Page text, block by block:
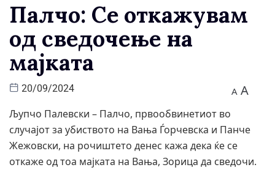
Палчо: Се откажувам
од сведочење на
мајката
20/09/2024 A A
Љупчо Палевски – Палчо, првообвинетиот во
случајот за убиството на Вања Ѓорчевска и Панче
Жежовски, на рочиштето денес кажа дека ќе се
откаже од тоа мајката на Вања, Зорица да сведочи.